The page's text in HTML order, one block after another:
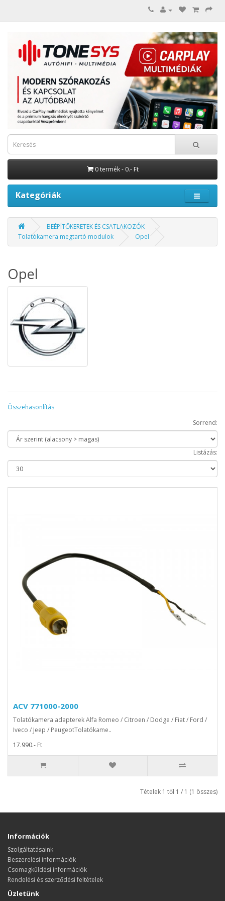
0 termék - 0.- Ft
Kategóriák
BEÉPÍTŐKERETEK ÉS CSATLAKOZÓK
Tolatókamera megtartó modulok
Opel
Opel
Összehasonlítás
Sorrend:
Listázás:
ACV 771000-2000
Tolatókamera adapterek Alfa Romeo / Citroen / Dodge / Fiat / Ford /
Iveco / Jeep / PeugeotTolatókame..
17.990.- Ft
Tételek 1 től 1 / 1 (1 összes)
Információk
Szolgáltatásaink
Beszerelési információk
Csomagküldési információk
Rendelési és szerződési feltételek
Üzletünk